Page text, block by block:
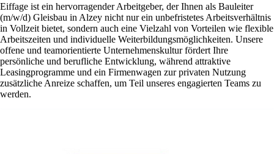
Eiffage ist ein hervorragender Arbeitgeber, der Ihnen als Bauleiter
(m/w/d) Gleisbau in Alzey nicht nur ein unbefristetes Arbeitsverhältnis
in Vollzeit bietet, sondern auch eine Vielzahl von Vorteilen wie flexible
Arbeitszeiten und individuelle Weiterbildungsmöglichkeiten. Unsere
offene und teamorientierte Unternehmenskultur fördert Ihre
persönliche und berufliche Entwicklung, während attraktive
Leasingprogramme und ein Firmenwagen zur privaten Nutzung
zusätzliche Anreize schaffen, um Teil unseres engagierten Teams zu
werden.